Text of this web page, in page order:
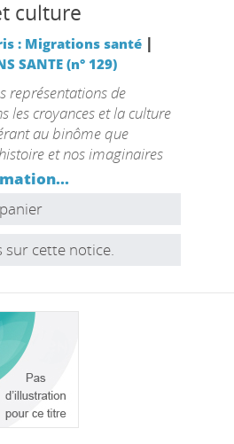
culture
: Migrations santé|
SANTE (n° 129)
représentations de
les croyances et la culture
au binôme que
et nos imaginaires
sur cette notice.